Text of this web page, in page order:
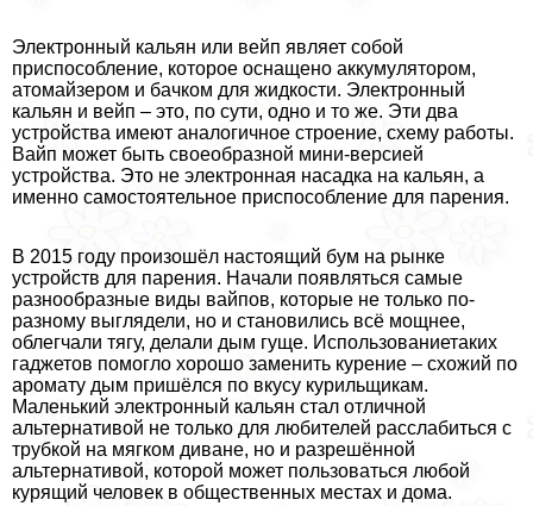
Электронный кальян или вейп являет собой
приспособление, которое оснащено аккумулятором,
атомайзером и бачком для жидкости. Электронный
кальян и вейп – это, по сути, одно и то же. Эти два
устройства имеют аналогичное строение, схему работы.
Вайп может быть своеобразной мини-версией
устройства. Это не электронная насадка на кальян, а
именно самостоятельное приспособление для парения.
В 2015 году произошёл настоящий бум на рынке
устройств для парения. Начали появляться самые
разнообразные виды вайпов, которые не только по-
разному выглядели, но и становились всё мощнее,
облегчали тягу, делали дым гуще. Использованиетаких
гаджетов помогло хорошо заменить курение – схожий по
аромату дым пришёлся по вкусу курильщикам.
Маленький электронный кальян стал отличной
альтернативой не только для любителей расслабиться с
трубкой на мягком диване, но и разрешённой
альтернативой, которой может пользоваться любой
курящий человек в общественных местах и дома.